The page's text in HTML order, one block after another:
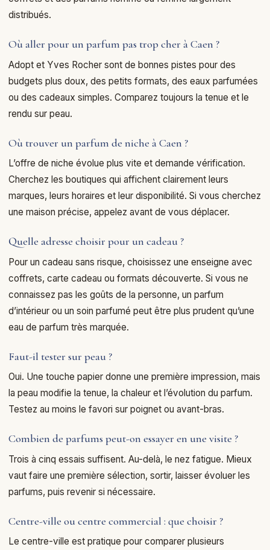
distribués.
Où aller pour un parfum pas trop cher à Caen ?
Adopt et Yves Rocher sont de bonnes pistes pour des
budgets plus doux, des petits formats, des eaux parfumées
ou des cadeaux simples. Comparez toujours la tenue et le
rendu sur peau.
Où trouver un parfum de niche à Caen ?
L’offre de niche évolue plus vite et demande vérification.
Cherchez les boutiques qui affichent clairement leurs
marques, leurs horaires et leur disponibilité. Si vous cherchez
une maison précise, appelez avant de vous déplacer.
Quelle adresse choisir pour un cadeau ?
Pour un cadeau sans risque, choisissez une enseigne avec
coffrets, carte cadeau ou formats découverte. Si vous ne
connaissez pas les goûts de la personne, un parfum
d’intérieur ou un soin parfumé peut être plus prudent qu’une
eau de parfum très marquée.
Faut-il tester sur peau ?
Oui. Une touche papier donne une première impression, mais
la peau modifie la tenue, la chaleur et l’évolution du parfum.
Testez au moins le favori sur poignet ou avant-bras.
Combien de parfums peut-on essayer en une visite ?
Trois à cinq essais suffisent. Au-delà, le nez fatigue. Mieux
vaut faire une première sélection, sortir, laisser évoluer les
parfums, puis revenir si nécessaire.
Centre-ville ou centre commercial : que choisir ?
Le centre-ville est pratique pour comparer plusieurs